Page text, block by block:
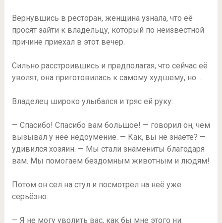
Вернувшись в ресторан, женщина узнала, что её
просят зайти к владельцу, который по неизвестной
причине приехал в этот вечер.
Сильно расстроившись и предполагая, что сейчас её
уволят, она приготовилась к самому худшему, но…
Владелец широко улыбался и тряс ей руку:
— Спасибо! Спасибо вам большое! — говорил он, чем
вызывал у неё недоумение. — Как, вы не знаете? —
удивился хозяин. — Мы стали знамениты благодаря
вам. Мы помогаем бездомным животным и людям!
Потом он сел на стул и посмотрел на неё уже
серьёзно:
— Я не могу уволить вас, как бы мне этого ни